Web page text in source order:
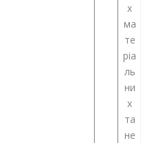
х
ма
те
ріа
ль
ни
х
та
не